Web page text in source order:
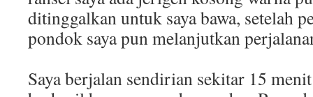
ditinggalkan untuk saya bawa, setelah
pondok saya pun melanjutkan
Saya berjalan sendirian sekitar 15